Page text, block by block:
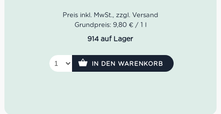
Grundpreis: 9,80 € / 1 l
914 auf Lager
IN DEN WARENKORB